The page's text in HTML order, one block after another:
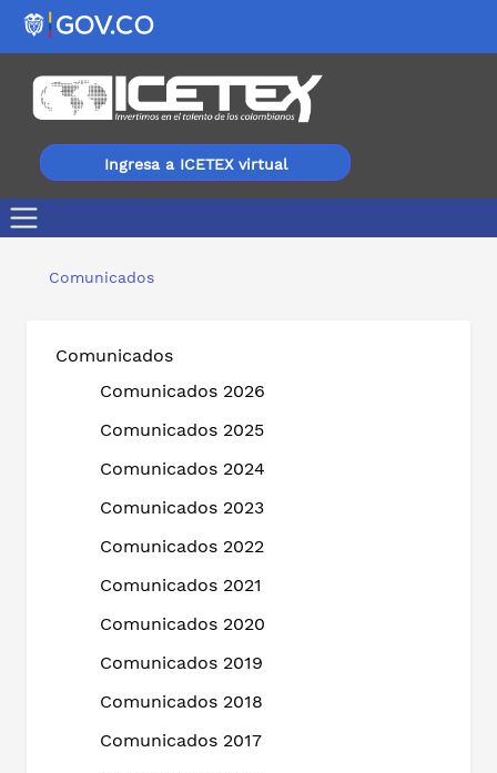
Ingresa a ICETEX virtual
Comunicados
Comunicados
Comunicados 2026
Comunicados 2025
Comunicados 2024
Comunicados 2023
Comunicados 2022
Comunicados 2021
Comunicados 2020
Comunicados 2019
Comunicados 2018
Comunicados 2017